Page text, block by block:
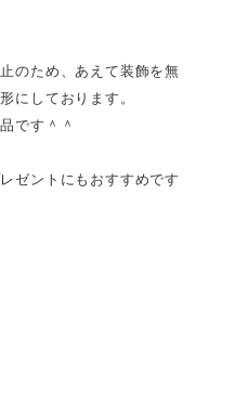
のため、あえて装飾を無
にしております。
です＾＾
ゼントにもおすすめです